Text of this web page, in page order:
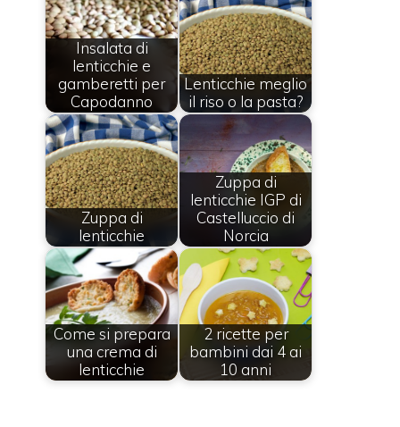
Insalata di
lenticchie e
gamberetti per
Capodanno
Lenticchie meglio
il riso o la pasta?
Zuppa di
lenticchie
Zuppa di
lenticchie IGP di
Castelluccio di
Norcia
Come si prepara
una crema di
lenticchie
2 ricette per
bambini dai 4 ai
10 anni